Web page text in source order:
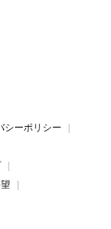
シーポリシー